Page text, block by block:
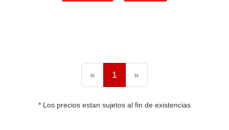
« 1 »
* Los precios estan sujetos al fin de existencias